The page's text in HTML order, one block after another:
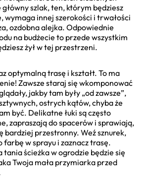
szlak, ten, którym będziesz
wymaga innej szerokości i trwałości
ozdobna alejka. Odpowiednie
na budżecie to przede wszystkim
żył w tej przestrzeni.
optymalną trasę i kształt. To ma
Zawsze staraj się wkomponować
jakby tam były „od zawsze”,
ostrych kątów, chyba że
być. Delikatne łuki są często
zapraszają do spacerów i sprawiają,
bardziej przestronny. Weź sznurek,
farbę w sprayu i zaznacz trasę.
tania ścieżka w ogrodzie będzie się
Twoja mała przymiarka przed